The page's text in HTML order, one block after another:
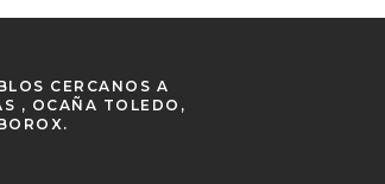
CERCANOS A
, OCAÑA TOLEDO,